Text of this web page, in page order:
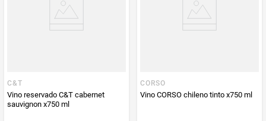
Producto (kg)
C&T
Vino reservado C&T cabernet
sauvignon x750 ml
CORSO
Vino CORSO chileno tinto x750 ml